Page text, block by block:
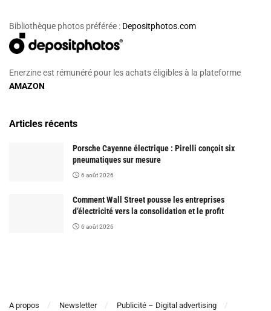
Bibliothèque photos préférée : Depositphotos.com
Enerzine est rémunéré pour les achats éligibles à la plateforme
AMAZON
Articles récents
Porsche Cayenne électrique : Pirelli conçoit six
pneumatiques sur mesure
6 août 2026
Comment Wall Street pousse les entreprises
d’électricité vers la consolidation et le profit
6 août 2026
A propos Newsletter Publicité – Digital advertising